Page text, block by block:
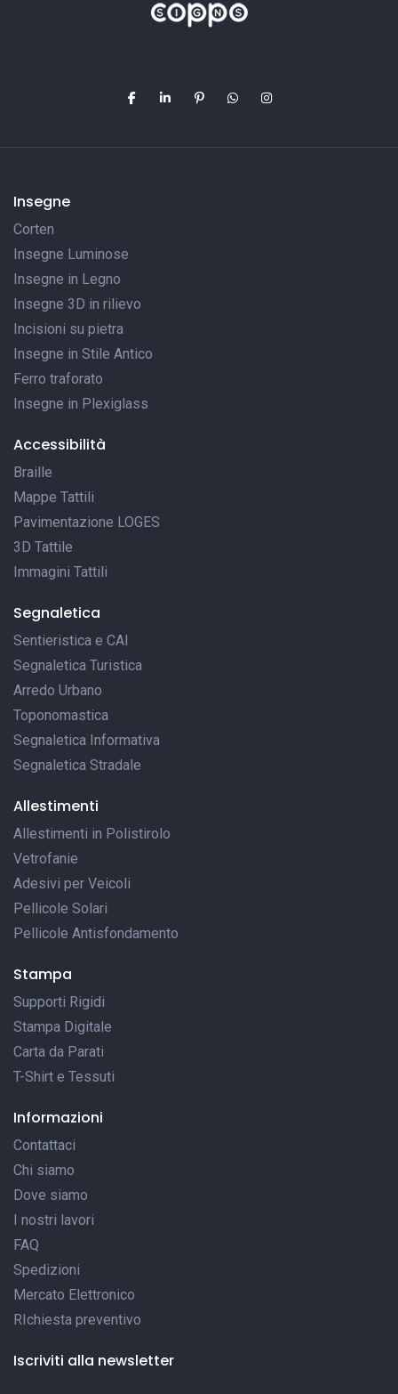
Insegne
Corten
Insegne Luminose
Insegne in Legno
Insegne 3D in rilievo
Incisioni su pietra
Insegne in Stile Antico
Ferro traforato
Insegne in Plexiglass
Accessibilità
Braille
Mappe Tattili
Pavimentazione LOGES
3D Tattile
Immagini Tattili
Segnaletica
Sentieristica e CAI
Segnaletica Turistica
Arredo Urbano
Toponomastica
Segnaletica Informativa
Segnaletica Stradale
Allestimenti
Allestimenti in Polistirolo
Vetrofanie
Adesivi per Veicoli
Pellicole Solari
Pellicole Antisfondamento
Stampa
Supporti Rigidi
Stampa Digitale
Carta da Parati
T-Shirt e Tessuti
Informazioni
Contattaci
Chi siamo
Dove siamo
I nostri lavori
FAQ
Spedizioni
Mercato Elettronico
RIchiesta preventivo
Iscriviti alla newsletter